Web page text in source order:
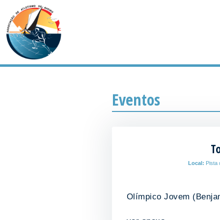
Eventos
Local: Pista
Olímpico Jovem